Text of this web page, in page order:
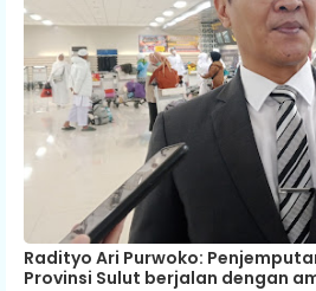
Radityo Ari Purwoko:
Provinsi Sulut berjalan dengan